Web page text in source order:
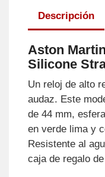
Descripción
Aston
Silicone
Un reloj de alto
audaz. Este
de 44 mm,
en verde lima y
Resistente al
caja de regalo